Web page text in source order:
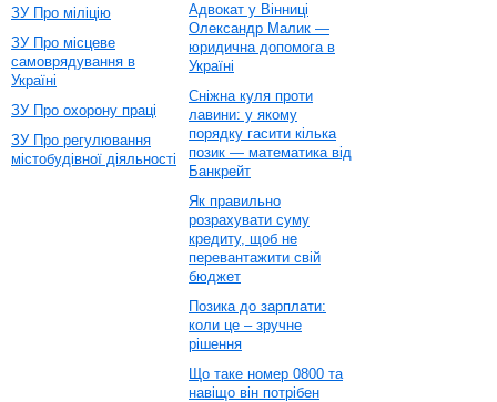
ЗУ Про міліцію
ЗУ Про місцеве
самоврядування в
Україні
ЗУ Про охорону праці
ЗУ Про регулювання
містобудівної діяльності
Адвокат у Вінниці
Олександр Малик —
юридична допомога в
Україні
Сніжна куля проти
лавини: у якому
порядку гасити кілька
позик — математика від
Банкрейт
Як правильно
розрахувати суму
кредиту, щоб не
перевантажити свій
бюджет
Позика до зарплати:
коли це – зручне
рішення
Що таке номер 0800 та
навіщо він потрібен